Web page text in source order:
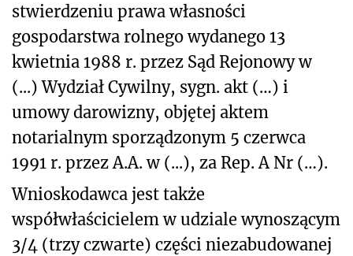
stwierdzeniu prawa własności
gospodarstwa rolnego wydanego 13
kwietnia 1988 r. przez Sąd Rejonowy w
(...) Wydział Cywilny, sygn. akt (…) i
umowy darowizny, objętej aktem
notarialnym sporządzonym 5 czerwca
1991 r. przez A.A. w (...), za Rep. A Nr (…).
Wnioskodawca jest także
współwłaścicielem w udziale wynoszącym
3/4 (trzy czwarte) części niezabudowanej